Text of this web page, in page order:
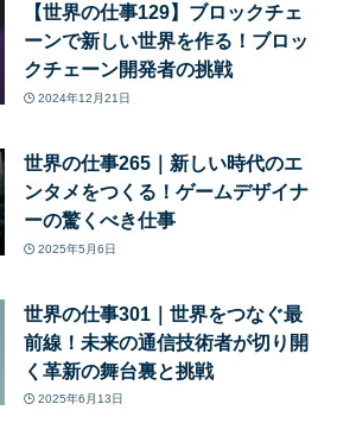
【世界の仕事129】ブロックチェ
ーンで新しい世界を作る！ブロッ
クチェーン開発者の挑戦
2024年12月21日
世界の仕事265｜新しい時代のエ
ンタメをつくる！ゲームデザイナ
ーの驚くべき仕事
2025年5月6日
世界の仕事301｜世界をつなぐ最
前線！未来の通信技術者が切り開
く革新の舞台裏と挑戦
2025年6月13日